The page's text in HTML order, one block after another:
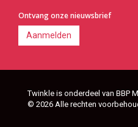
Ontvang onze nieuwsbrief
Aanmelden
Twinkle is onderdeel van BBP
© 2026 Alle rechten